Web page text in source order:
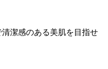
潔感のある美肌を目指せ